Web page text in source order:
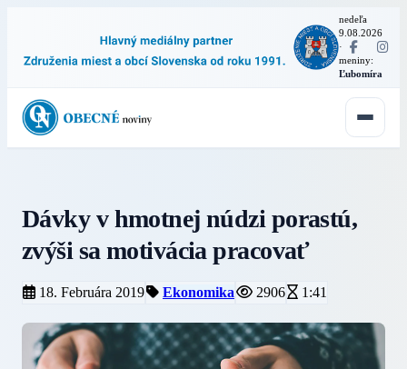
nedeľa
9.08.2026
·
meniny:
Ľubomíra
Dávky v hmotnej núdzi porastú,
zvýši sa motivácia pracovať
18. Februára 2019 Ekonomika 2906 1:41